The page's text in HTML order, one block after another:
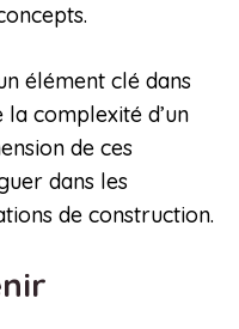
élément clé dans
complexité d’un
de ces
dans les
de construction.